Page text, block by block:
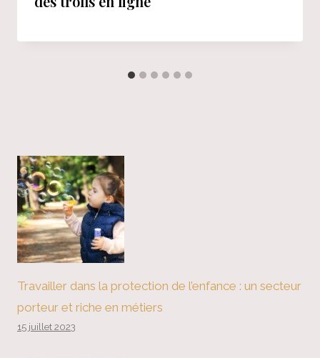
Travailler dans la protection de l’enfance : un secteur
porteur et riche en métiers
15 juillet 2023